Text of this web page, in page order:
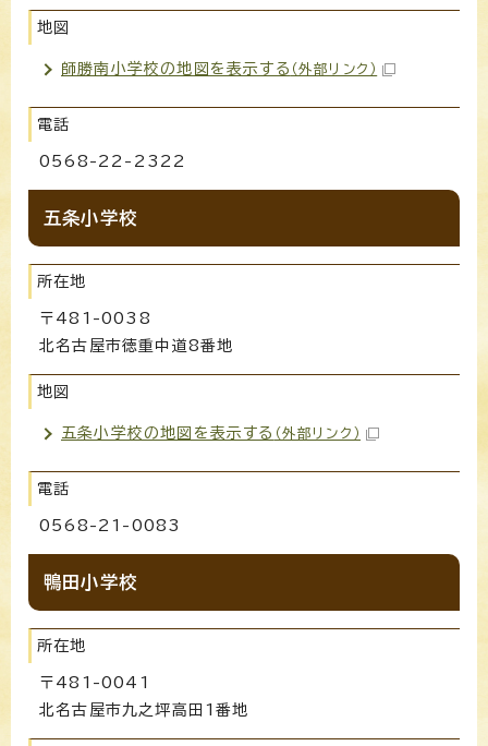
地図
師勝南小学校の地図を表示する （外部リンク）
電話
0568-22-2322
五条小学校
所在地
〒481-0038
北名古屋市徳重中道8番地
地図
五条小学校の地図を表示する （外部リンク）
電話
0568-21-0083
鴨田小学校
所在地
〒481-0041
北名古屋市九之坪高田1番地